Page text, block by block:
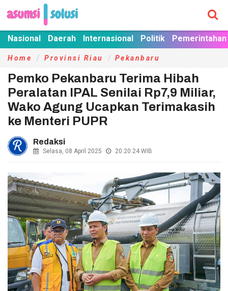
Nasional Daerah Internasional Politik Pemerintahan
Home Provinsi Riau Pekanbaru
Pemko Pekanbaru Terima Hibah
Peralatan IPAL Senilai Rp7,9 Miliar,
Wako Agung Ucapkan Terimakasih
ke Menteri PUPR
Redaksi
Selasa, 08 April 2025 20:20:24 WIB